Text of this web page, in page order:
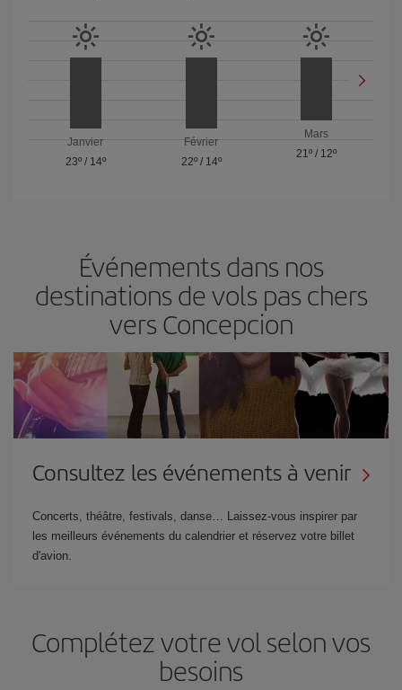
Janvier
23º/ 14º
Février
22º/ 14º
Mars
21º / 12º
Événements dans nos
destinations de vols pas chers
vers Concepcion
Consultez les événements à venir
Concerts, théâtre, festivals, danse… Laissez-vous inspirer par
les meilleurs événements du calendrier et réservez votre billet
d'avion.
Complétez votre vol selon vos
besoins